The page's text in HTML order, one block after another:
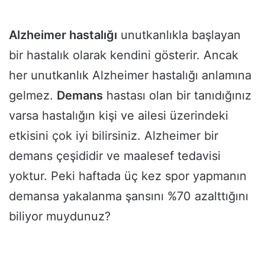
Alzheimer hastalığı unutkanlıkla başlayan
bir hastalık olarak kendini gösterir. Ancak
her unutkanlık Alzheimer hastalığı anlamına
gelmez. Demans hastası olan bir tanıdığınız
varsa hastalığın kişi ve ailesi üzerindeki
etkisini çok iyi bilirsiniz. Alzheimer bir
demans çeşididir ve maalesef tedavisi
yoktur. Peki haftada üç kez spor yapmanın
demansa yakalanma şansını %70 azalttığını
biliyor muydunuz?